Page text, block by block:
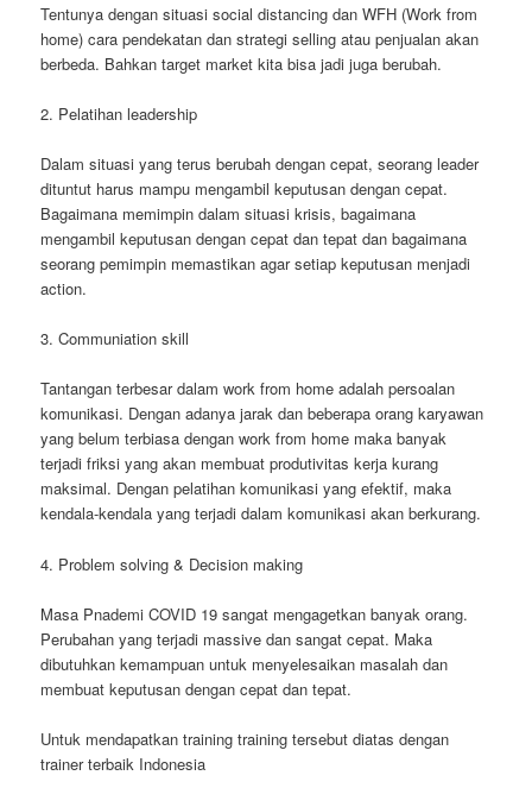
Tentunya dengan situasi social distancing dan WFH (Work from
home) cara pendekatan dan strategi selling atau penjualan akan
berbeda. Bahkan target market kita bisa jadi juga berubah.
2. Pelatihan leadership
Dalam situasi yang terus berubah dengan cepat, seorang leader
dituntut harus mampu mengambil keputusan dengan cepat.
Bagaimana memimpin dalam situasi krisis, bagaimana
mengambil keputusan dengan cepat dan tepat dan bagaimana
seorang pemimpin memastikan agar setiap keputusan menjadi
action.
3. Communiation skill
Tantangan terbesar dalam work from home adalah persoalan
komunikasi. Dengan adanya jarak dan beberapa orang karyawan
yang belum terbiasa dengan work from home maka banyak
terjadi friksi yang akan membuat produtivitas kerja kurang
maksimal. Dengan pelatihan komunikasi yang efektif, maka
kendala-kendala yang terjadi dalam komunikasi akan berkurang.
4. Problem solving & Decision making
Masa Pnademi COVID 19 sangat mengagetkan banyak orang.
Perubahan yang terjadi massive dan sangat cepat. Maka
dibutuhkan kemampuan untuk menyelesaikan masalah dan
membuat keputusan dengan cepat dan tepat.
Untuk mendapatkan training training tersebut diatas dengan
trainer terbaik Indonesia